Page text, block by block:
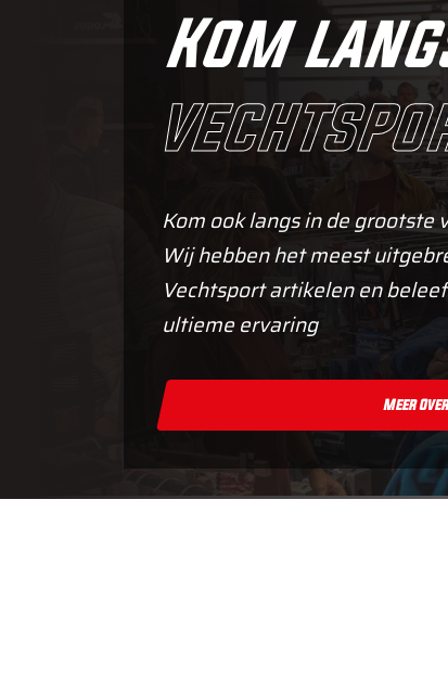
Kom
Kom ook langs in de
Wij hebben het meest
Vechtsport artikelen en
ultieme ervaring
Meer